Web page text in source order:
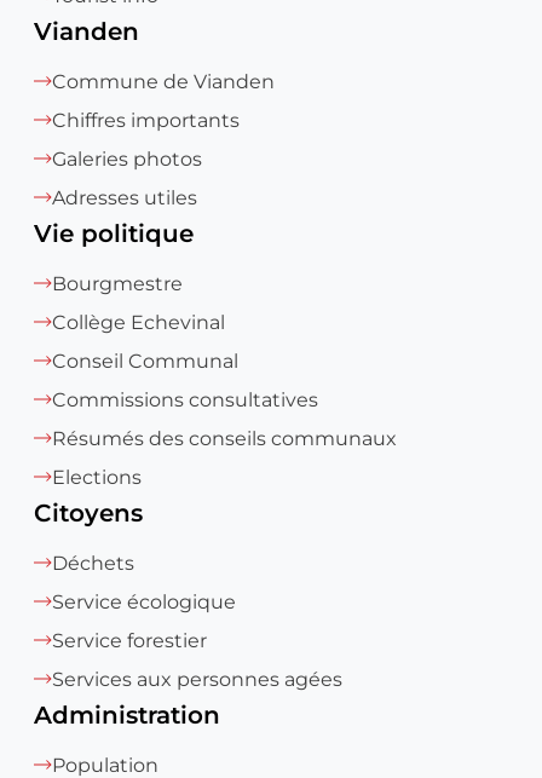
Vianden
Commune de Vianden
Chiffres importants
Galeries photos
Adresses utiles
Vie politique
Bourgmestre
Collège Echevinal
Conseil Communal
Commissions consultatives
Résumés des conseils communaux
Elections
Citoyens
Déchets
Service écologique
Service forestier
Services aux personnes agées
Administration
Population